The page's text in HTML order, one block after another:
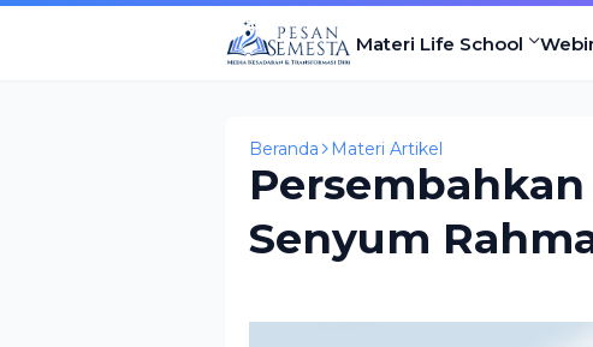
Materi Life School
Beranda Materi Artikel
Senyum